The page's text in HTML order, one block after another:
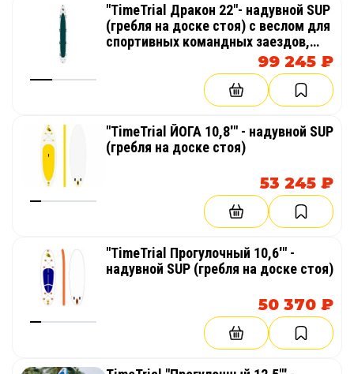
"TimeTrial Дракон 22"- надувной SUP
(гребля на доске стоя) с веслом для
спортивных командных заездов,
99 245 ₽
"TimeTrial ЙОГА 10,8'" - надувной SUP
(гребля на доске стоя)
53 245 ₽
"TimeTrial Прогулочный 10,6'" -
надувной SUP (гребля на доске стоя)
50 370 ₽